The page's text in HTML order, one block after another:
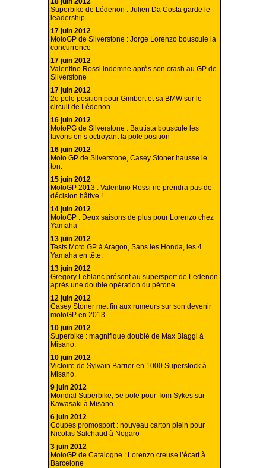
Superbike de Lédenon : Julien Da Costa garde le
leadership
17 juin 2012
MotoGP de Silverstone : Jorge Lorenzo bouscule la
concurrence
17 juin 2012
Valentino Rossi indemne après son crash au GP de
Silverstone
17 juin 2012
2e pole position pour Gimbert et sa BMW sur le
circuit de Lédenon.
16 juin 2012
MotoPG de Silverstone : Bautista bouscule les
favoris en s’octroyant la pole position
16 juin 2012
Moto GP de Silverstone, Casey Stoner hausse le
ton.
15 juin 2012
MotoGP 2013 : Valentino Rossi ne prendra pas de
décision hâtive !
14 juin 2012
MotoGP : Deux saisons de plus pour Lorenzo chez
Yamaha
13 juin 2012
Tests Moto GP à Aragon, Sans les Honda, les 4
Yamaha en tête.
13 juin 2012
Gregory Leblanc présent au supersport de Ledenon
après une double opération du péroné
12 juin 2012
Casey Stoner met fin aux rumeurs sur son devenir
motoGP en 2013
10 juin 2012
Superbike : magnifique doublé de Max Biaggi à
Misano.
10 juin 2012
Victoire de Sylvain Barrier en 1000 Superstock à
Misano.
9 juin 2012
Mondial Superbike, 5e pole pour Tom Sykes sur
Kawasaki à Misano.
6 juin 2012
Coupes promosport : nouveau carton plein pour
Nicolas Salchaud à Nogaro
3 juin 2012
MotoGP de Catalogne : Lorenzo creuse l’écart à
Barcelone